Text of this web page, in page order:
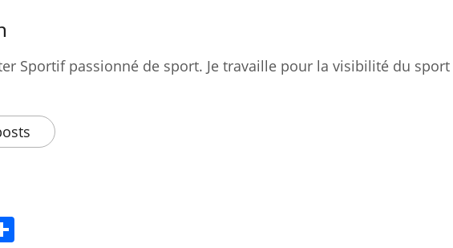
Sportif passionné de sport. Je travaille pour la visibilité du sport